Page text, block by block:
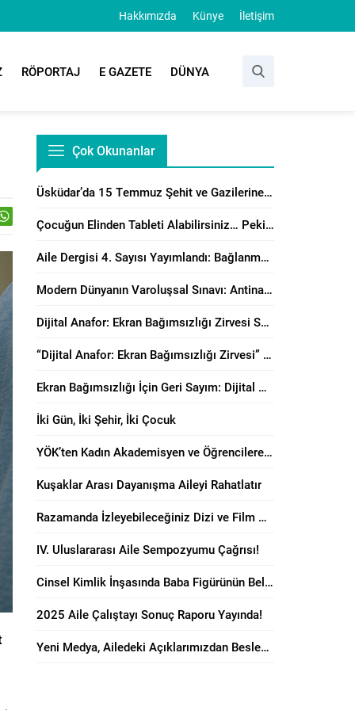
Hakkımızda Künye İletişim
RÖPORTAJ E GAZETE DÜNYA
Çok Okunanlar
Üsküdar’da 15 Temmuz Şehit ve Gazilerine Anlamlı Program
Çocuğun Elinden Tableti Alabilirsiniz… Peki Yerine Ne Vereceksiniz?
Aile Dergisi 4. Sayısı Yayımlandı: Bağlanma, Örgütsel Çatışma Çözümü ve Manevi Danışmanlık Perspektiflerinden Aile Çalışmaları
Modern Dünyanın Varoluşsal Sınavı: Antinatalizm’e Karşı Neslin Muhafazasının Önemi
Dijital Anafor: Ekran Bağımsızlığı Zirvesi Sonuç Bildirisi Yayımlandı!
“Dijital Anafor: Ekran Bağımsızlığı Zirvesi” İstanbul’da Başladı
Ekran Bağımsızlığı İçin Geri Sayım: Dijital Anafor Zirvesi Başlıyor!
İki Gün, İki Şehir, İki Çocuk
YÖK’ten Kadın Akademisyen ve Öğrencilere “Anne Dostu” Karar!
Kuşaklar Arası Dayanışma Aileyi Rahatlatır
Razamanda İzleyebileceğiniz Dizi ve Film Önerileri!
IV. Uluslararası Aile Sempozyumu Çağrısı!
Cinsel Kimlik İnşasında Baba Figürünün Belirleyici Rolü
2025 Aile Çalıştayı Sonuç Raporu Yayında!
Yeni Medya, Ailedeki Açıklarımızdan Besleniyor!